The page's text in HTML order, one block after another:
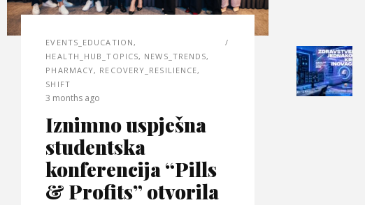
EVENTS_EDUCATION ,
HEALTH_HUB_TOPICS, NEWS_TRENDS,
PHARMACY, RECOVERY_RESILIENCE,
SHIFT
3 months ago
Iznimno uspješna
studentska
konferencija “Pills
& Profits” otvorila